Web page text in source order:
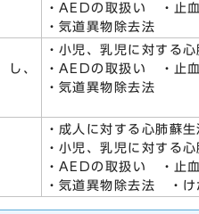
・AEDの取扱い ・止
・気道異物除去法
し、
・小児、乳児に対する
・AEDの取扱い ・止
・気道異物除去法
・成人に対する心肺蘇生
・小児、乳児に対する
・AEDの取扱い ・止
・気道異物除去法 ・け